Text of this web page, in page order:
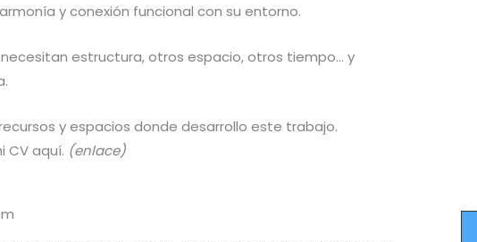
y conexión funcional con su entorno.
estructura, otros espacio, otros tiempo… y
y espacios donde desarrollo este trabajo.
CV aquí. (enlace)